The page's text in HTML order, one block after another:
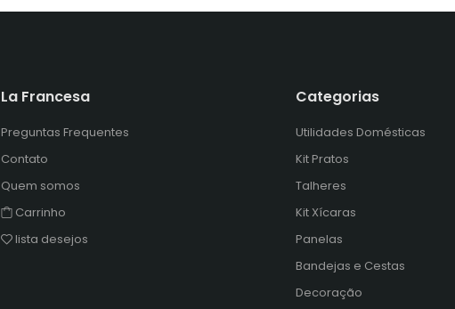
La Francesa
Preguntas Frequentes
Contato
Quem somos
Carrinho
lista desejos
Categorias
Utilidades Domésticas
Kit Pratos
Talheres
Kit Xícaras
Panelas
Bandejas e Cestas
Decoração